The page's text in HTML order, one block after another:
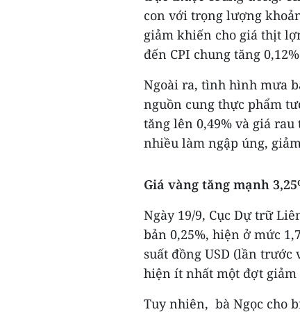
con với trọng lượng
giảm khiến cho giá thịt
đến CPI chung tăng
Ngoài ra, tình hình mưa
nguồn cung thực phẩm
tăng lên 0,49% và giá
nhiều làm ngập úng,
Giá vàng tăng mạnh
Ngày 19/9, Cục Dự trữ
bản 0,25%, hiện ở mức
suất đồng USD (lần trước
hiện ít nhất một đợt giảm
Tuy nhiên, bà Ngọc cho